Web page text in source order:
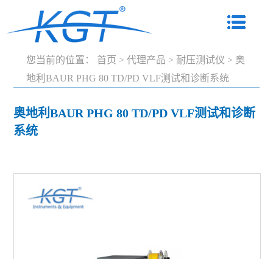
您当前的位置： 首页 > 代理产品 > 耐压测试仪 > 奥
地利BAUR PHG 80 TD/PD VLF测试和诊断系统
奥地利BAUR PHG 80 TD/PD VLF测试和诊断
系统